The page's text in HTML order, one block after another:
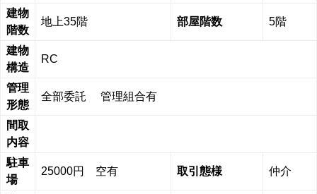
建物
階数
地上35階 部屋階数 5階
建物
構造
RC
管理
形態
全部委託 管理組合有
間取
内容
駐車
場
25000円 空有 取引態様 仲介